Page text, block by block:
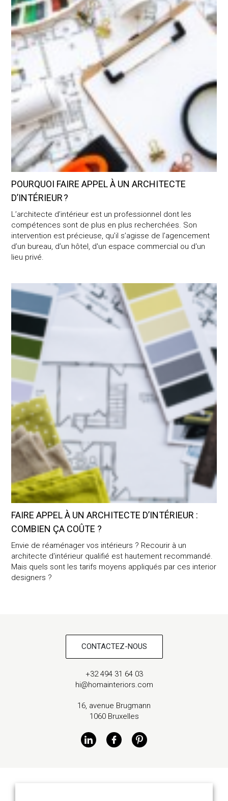
POURQUOI FAIRE APPEL À UN ARCHITECTE
D’INTÉRIEUR ?
L’architecte d’intérieur est un professionnel dont les
compétences sont de plus en plus recherchées. Son
intervention est précieuse, qu’il s’agisse de l’agencement
d’un bureau, d’un hôtel, d'un espace commercial ou d'un
lieu privé.
Faire appel à un architecte d’intérieur : combien ça coûte ?
FAIRE APPEL À UN ARCHITECTE D’INTÉRIEUR :
COMBIEN ÇA COÛTE ?
Envie de réaménager vos intérieurs ? Recourir à un
architecte d'intérieur qualifié est hautement recommandé.
Mais quels sont les tarifs moyens appliqués par ces interior
designers ?
CONTACTEZ-NOUS
+32 494 31 64 03
hi@homainteriors.com
16, avenue Brugmann
1060 Bruxelles